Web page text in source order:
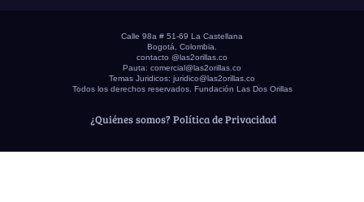
Calle 98a # 51-69 La Castellana
Bogotá, Colombia.
contacto @las2orillas.co
Pauta: comercial@las2orillas.co
Temas Juridicos: juridico@las2orillas.co
Todos los derechos reservados. Fundación Las Dos Orillas
¿Quiénes somos? Política de Privacidad